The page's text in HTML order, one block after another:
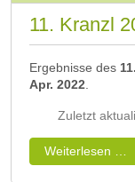
11. Kranzl
Ergebnisse des
Apr. 2022
Zuletzt
Weiterlesen …